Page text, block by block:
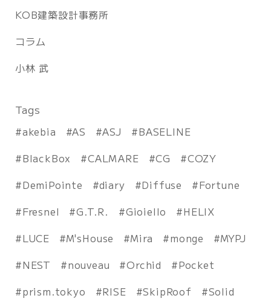
KOB建築設計事務所
コラム
小林 武
Tags
akebia AS ASJ
BASELINE
BlackBox
CALMARE CG
COZY
DemiPointe
diary Diffuse
Fortune
Fresnel
G.T.R. Gioiello
HELIX
LUCE
M'sHouse Mira monge
MYPJ
NEST
nouveau Orchid
Pocket
prism.tokyo
RISE SkipRoof
Solid